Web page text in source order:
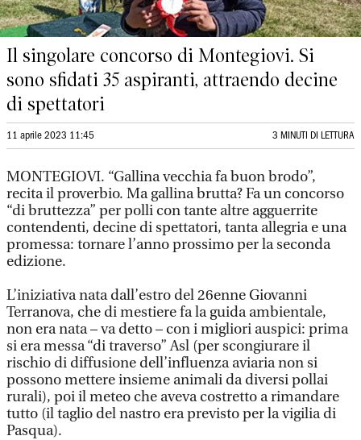
Il singolare concorso di Montegiovi. Si
sono sfidati 35 aspiranti, attraendo decine
di spettatori
11 aprile 2023 11:45 3 MINUTI DI LETTURA
MONTEGIOVI. “Gallina vecchia fa buon brodo”,
recita il proverbio. Ma gallina brutta? Fa un concorso
“di bruttezza” per polli con tante altre agguerrite
contendenti, decine di spettatori, tanta allegria e una
promessa: tornare l’anno prossimo per la seconda
edizione.
L’iniziativa nata dall’estro del 26enne Giovanni
Terranova, che di mestiere fa la guida ambientale,
non era nata – va detto – con i migliori auspici: prima
si era messa “di traverso” Asl (per scongiurare il
rischio di diffusione dell’influenza aviaria non si
possono mettere insieme animali da diversi pollai
rurali), poi il meteo che aveva costretto a rimandare
tutto (il taglio del nastro era previsto per la vigilia di
Pasqua).